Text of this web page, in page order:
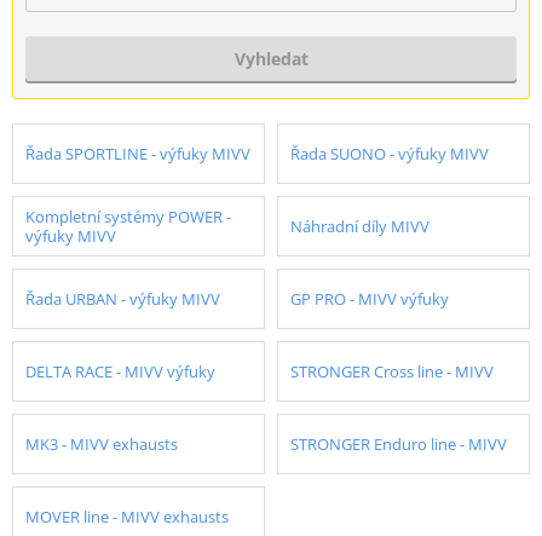
Vyhledat
Řada SPORTLINE - výfuky MIVV Řada SUONO - výfuky MIVV
Kompletní systémy POWER -
výfuky MIVV
Náhradní díly MIVV
Řada URBAN - výfuky MIVV GP PRO - MIVV výfuky
DELTA RACE - MIVV výfuky STRONGER Cross line - MIVV
MK3 - MIVV exhausts STRONGER Enduro line - MIVV
MOVER line - MIVV exhausts